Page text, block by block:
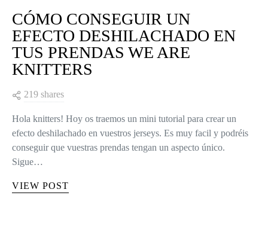
CÓMO CONSEGUIR UN
EFECTO DESHILACHADO EN
TUS PRENDAS WE ARE
KNITTERS
219 shares
Hola knitters! Hoy os traemos un mini tutorial para crear un
efecto deshilachado en vuestros jerseys. Es muy facil y podréis
conseguir que vuestras prendas tengan un aspecto único.
Sigue…
VIEW POST